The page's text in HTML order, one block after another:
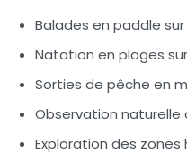
Balades en paddle
Natation en plages
Sorties de pêche en
Observation naturelle
Exploration des